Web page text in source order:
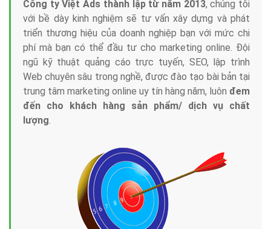
Công ty Việt Ads thành lập từ năm 2013, chúng tôi
với bề dày kinh nghiệm sẽ tư vấn xây dựng và phát
triển thương hiệu của doanh nghiệp bạn với mức chi
phí mà bạn có thể đầu tư cho marketing online. Đội
ngũ kỹ thuật quảng cáo trực tuyến, SEO, lập trình
Web chuyên sâu trong nghề, được đào tạo bài bản tại
trung tâm marketing online uy tín hàng năm, luôn đem
đến cho khách hàng sản phẩm/ dịch vụ chất
lượng.